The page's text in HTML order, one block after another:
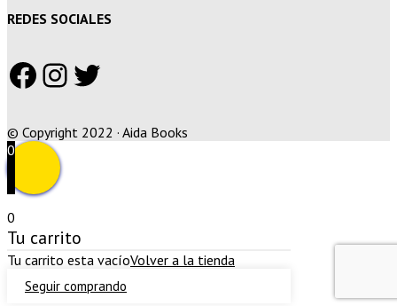
REDES SOCIALES
Facebook
Instagram
Twitter
© Copyright 2022 · Aida Books
0
0
Tu carrito
Tu carrito esta vacíoVolver a la tienda
Seguir comprando